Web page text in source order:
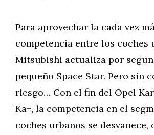
Para aprovechar la cada vez
competencia entre los coches
Mitsubishi actualiza por
pequeño Space Star. Pero sin
riesgo… Con el fin del Opel
Ka+, la competencia en el
coches urbanos se desvanece,